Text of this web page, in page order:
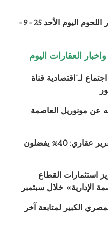
الجملي بـ 100 جنيه.. ننشر أسعار اللحوم اليوم الأحد 25-9-
العقارات اليوم
لـ”اقتصادية قناة
عن مونوريل العاصمة
متوسط المتر 12.6 ألف جنيه.. تقرير عقاري: 40% يفضلون
استثمارات القطاع
الإدارية» خلال سبتمبر
الكبير لمتابعة آخر